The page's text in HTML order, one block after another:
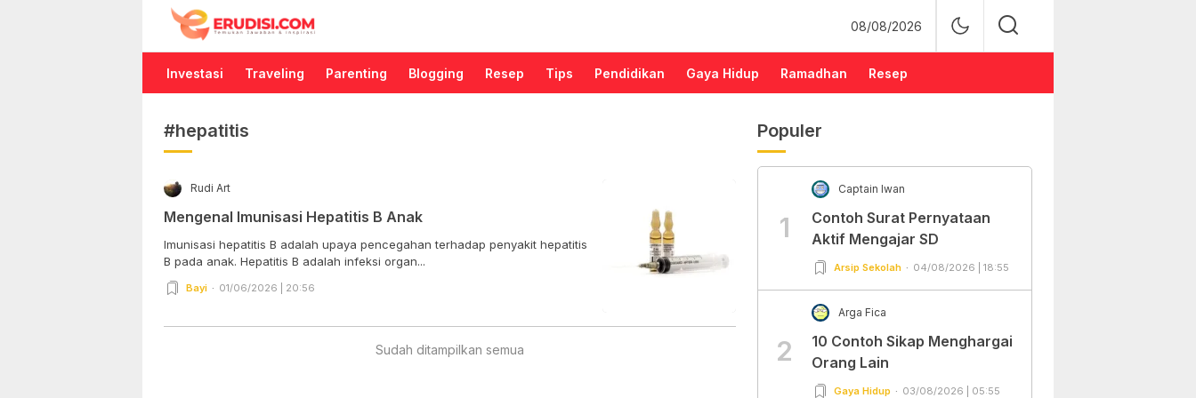
Erudisi
Temukan Jawaban dan Inspirasi
08/08/2026
Investasi Traveling Parenting Blogging Resep Tips Pendidikan Gaya Hidup Ramadhan Resep
#hepatitis
Rudi Art
Mengenal Imunisasi Hepatitis B Anak
Imunisasi hepatitis B adalah upaya pencegahan terhadap penyakit hepatitis
B pada anak. Hepatitis B adalah infeksi organ...
Bayi 01/06/2026 | 20:56
Sudah ditampilkan semua
Populer
1
Captain Iwan
Contoh Surat Pernyataan
Aktif Mengajar SD
Arsip Sekolah 04/08/2026 | 18:55
2
Arga Fica
10 Contoh Sikap Menghargai
Orang Lain
Gaya Hidup 03/08/2026 | 05:55